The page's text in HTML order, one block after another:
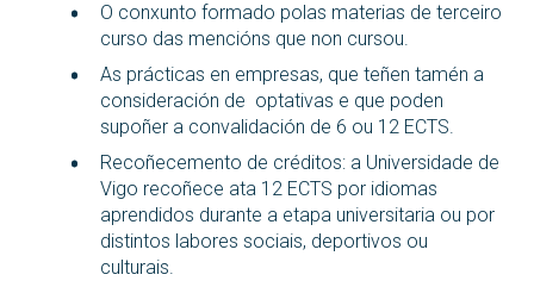
O conxunto formado polas materias de terceiro
curso das mencións que non cursou.
As prácticas en empresas, que teñen tamén a
consideración de optativas e que poden
supoñer a convalidación de 6 ou 12 ECTS.
Recoñecemento de créditos: a Universidade de
Vigo recoñece ata 12 ECTS por idiomas
aprendidos durante a etapa universitaria ou por
distintos labores sociais, deportivos ou
culturais.